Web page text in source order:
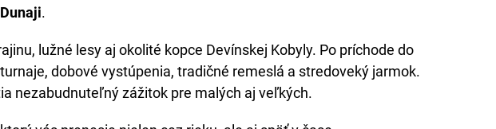
.
lužné lesy aj okolité kopce Devínskej Kobyly. Po príchode do
dobové vystúpenia, tradičné remeslá a stredoveký jarmok.
nezabudnuteľný zážitok pre malých aj veľkých.